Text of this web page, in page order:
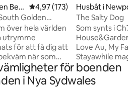
Bea
4,97 av 5 i genomsnittligt
4,97 (173)
Golden
över hela världen
utrymme
för att få dig att
när som
lokalt kaffe eller
öppna spisen
Husbåt i Newport
The Salty Dog
Som synts i Ch7
House&Garden,
Love Au, My
Stayawhile
av salt luft, ljudet
solen som glittrar
för boenden
i Nya Sydwales